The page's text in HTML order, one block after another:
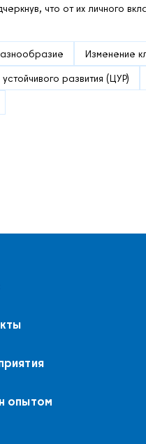
что от их личного
Изменение
развития (ЦУР)
опытом